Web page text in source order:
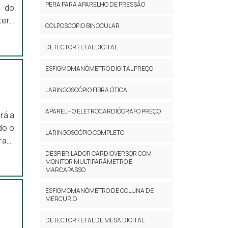
e
e
do
e
a
o
PERA PARA APARELHO DE PRESSÃO
COLPOSCÓPIO BINOCULAR
DETECTOR FETAL DIGITAL
ESFIGMOMANÔMETRO DIGITAL PREÇO
LARINGOSCÓPIO FIBRA ÓTICA
APARELHO ELETROCARDIÓGRAFO PREÇO
LARINGOSCÓPIO COMPLETO
DESFIBRILADOR CARDIOVERSOR COM
MONITOR MULTIPARÂMETRO E
MARCAPASSO
ESFIGMOMANÔMETRO DE COLUNA DE
MERCÚRIO
DETECTOR FETAL DE MESA DIGITAL